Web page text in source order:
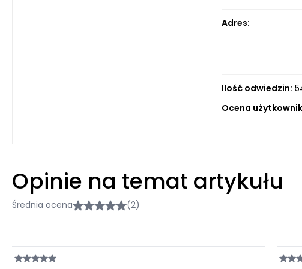
Adres:
Ilość odwiedzin:
Ocena
Opinie na temat artykułu
Średnia ocena (2)